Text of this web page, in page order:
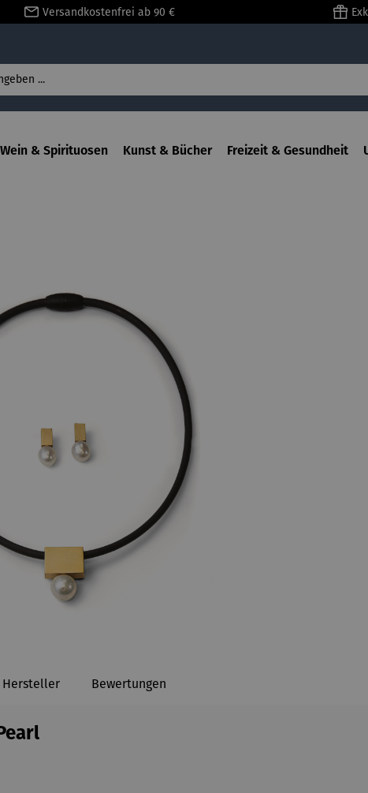
Versandkostenfrei ab 90 €
Wein & Spirituosen Kunst & Bücher Freizeit & Gesundheit
Hersteller Bewertungen